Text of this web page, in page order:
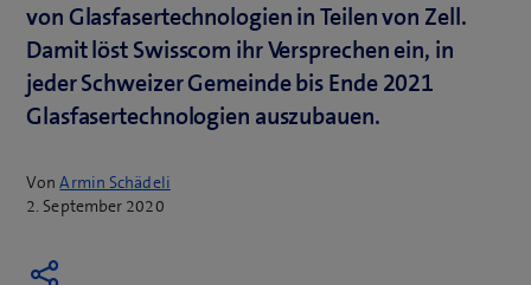
von Glasfasertechnologien in Teilen von Zell.
Damit löst Swisscom ihr Versprechen ein, in
jeder Schweizer Gemeinde bis Ende 2021
Glasfasertechnologien auszubauen.
VonArmin Schädeli
2. September 2020